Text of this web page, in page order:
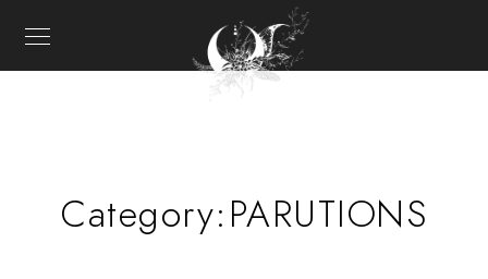
Category:PARUTIONS